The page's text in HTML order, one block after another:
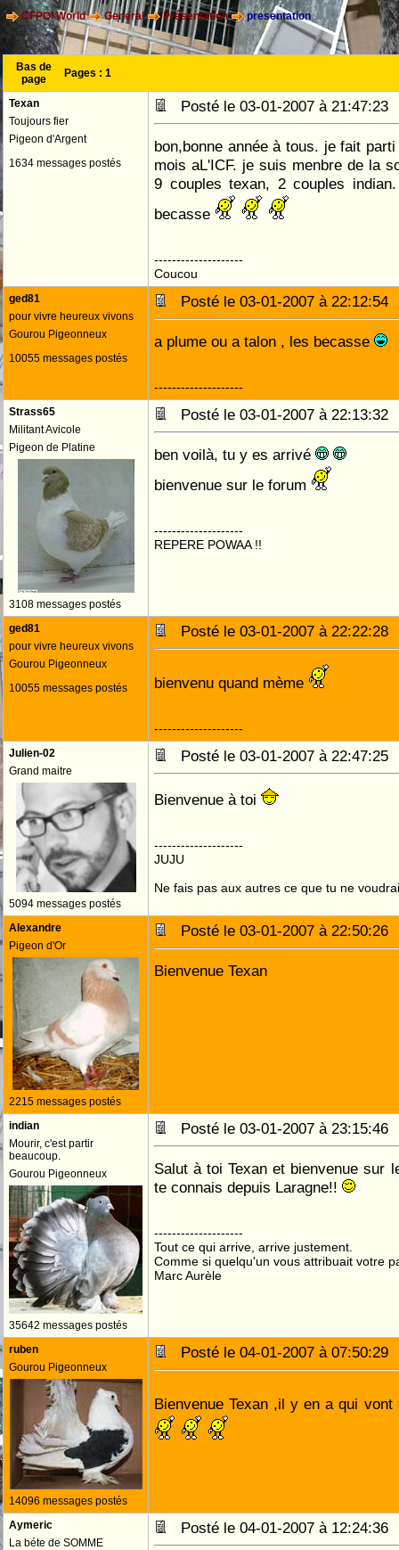
CFPOI World General Présentation presentation
Bas de
page
Pages : 1
Texan
Toujours fier
Pigeon d'Argent
1634 messages postés
Posté le 03-01-2007 à
bon,bonne année à tous. je fait
mois aL'ICF. je suis menbre de la
9 couples texan, 2 couples
becasse
--------------------
Coucou
ged81
pour vivre heureux vivons
Gourou Pigeonneux
10055 messages postés
Posté le 03-01-2007 à
a plume ou a talon , les becasse
--------------------
Strass65
Militant Avicole
Pigeon de Platine
3108 messages postés
Posté le 03-01-2007 à
ben voilà, tu y es arrivé
bienvenue sur le forum
--------------------
REPERE POWAA !!
ged81
pour vivre heureux vivons
Gourou Pigeonneux
10055 messages postés
Posté le 03-01-2007 à
bienvenu quand mème
--------------------
Julien-02
Grand maitre
5094 messages postés
Posté le 03-01-2007 à
Bienvenue à toi
--------------------
JUJU
Ne fais pas aux autres ce que tu ne
Alexandre
Pigeon d'Or
2215 messages postés
Posté le 03-01-2007 à
Bienvenue Texan
indian
Mourir, c'est partir
beaucoup.
Gourou Pigeonneux
35642 messages postés
Posté le 03-01-2007 à
Salut à toi Texan et bienvenue sur
te connais depuis Laragne!!
--------------------
Tout ce qui arrive, arrive justement.
Comme si quelqu'un vous attribuait votre
Marc Aurèle
ruben
Gourou Pigeonneux
14096 messages postés
Posté le 04-01-2007 à
Bienvenue Texan ,il y en a qui
Aymeric
La béte de SOMME
Posté le 04-01-2007 à